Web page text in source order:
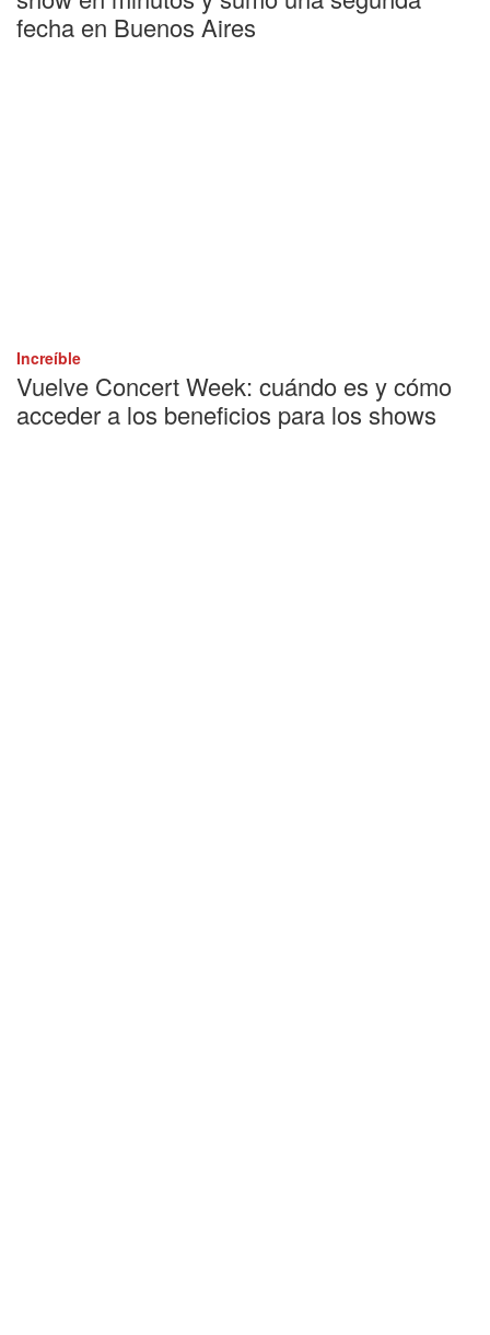
fecha en Buenos Aires
Increíble
Vuelve Concert Week: cuándo es y cómo
acceder a los beneficios para los shows